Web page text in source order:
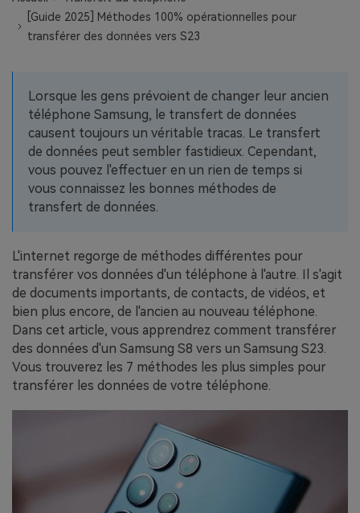
EXPLOREZ PLUS DE SUJETS
Plan Éducation
[Guide 2025] Méthodes 100% opérationnelles pour
transférer des données vers S23
Lorsque les gens prévoient de changer leur ancien
téléphone Samsung, le transfert de données
causent toujours un véritable tracas. Le transfert
de données peut sembler fastidieux. Cependant,
vous pouvez l'effectuer en un rien de temps si
vous connaissez les bonnes méthodes de
transfert de données.
L'internet regorge de méthodes différentes pour
transférer vos données d'un téléphone à l'autre. Il s'agit
de documents importants, de contacts, de vidéos, et
bien plus encore, de l'ancien au nouveau téléphone.
Dans cet article, vous apprendrez comment transférer
des données d'un Samsung S8 vers un Samsung S23.
Vous trouverez les 7 méthodes les plus simples pour
transférer les données de votre téléphone.